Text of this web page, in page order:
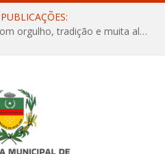
Afuá comemora 136 anos com orgulho, tradição e muita alegria na Quadra Dr. Nelson Salomão